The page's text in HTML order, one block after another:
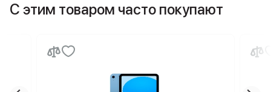
С этим товаром часто покупают